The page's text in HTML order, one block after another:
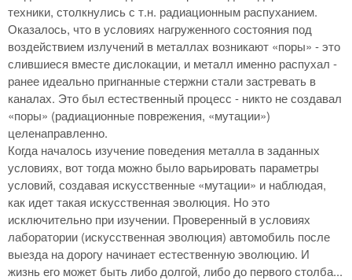
техники, столкнулись с т.н. радиационным распуханием.
Оказалось, что в условиях нагруженного состояния под
воздействием излучений в металлах возникают «поры» - это
слившиеся вместе дислокации, и металл именно распухал -
ранее идеально пригнанные стержни стали застревать в
каналах. Это был естественный процесс - никто не создавал
«поры» (радиационные поврежения, «мутации»)
целенаправленно.
Когда началось изучение поведения металла в заданных
условиях, вот тогда можно было варьировать параметры
условий, создавая искусственные «мутации» и наблюдая,
как идет такая искусственная эволюция. Но это
исключительно при изучении. Проверенный в условиях
лаборатории (искусственная эволюция) автомобиль после
выезда на дорогу начинает естественную эволюцию. И
жизнь его может быть либо долгой, либо до первого столба...